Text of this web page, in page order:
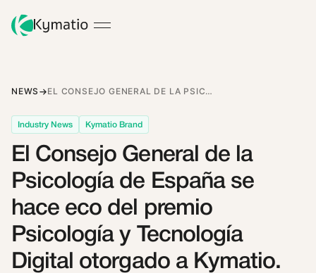
NEWS EL CONSEJO GENERAL DE LA PSICOLOGÍA DE ESPAÑA SE HACE ECO DEL PREMIO PSICOLOGÍA Y TECNOLOGÍA DIGITAL OTORGADO A KYMATIO.
Industry News Kymatio Brand
El Consejo General de la
Psicología de España se
hace eco del premio
Psicología y Tecnología
Digital otorgado a Kymatio.